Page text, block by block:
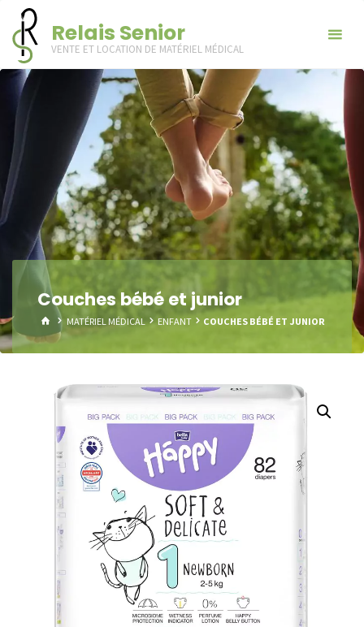
content
Relais Senior
VENTE ET LOCATION DE MATÉRIEL MÉDICAL
Couches bébé et junior
HOMEMATÉRIEL MÉDICAL ENFANT COUCHES BÉBÉ ET JUNIOR